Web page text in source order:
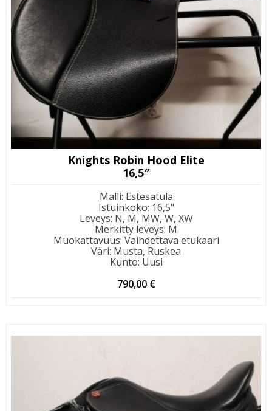
Knights Robin Hood Elite
16,5″
Malli: Estesatula
Istuinkoko: 16,5"
Leveys: N, M, MW, W, XW
Merkitty leveys: M
Muokattavuus: Vaihdettava etukaari
Väri: Musta, Ruskea
Kunto: Uusi
790,00 €